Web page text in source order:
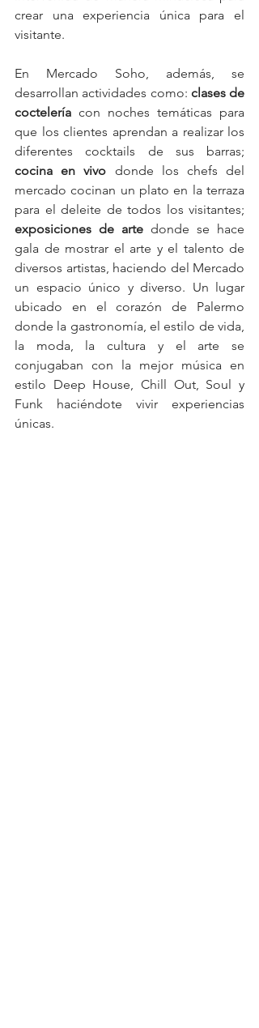
crear una experiencia única para el
visitante.
En Mercado Soho, además, se
desarrollan actividades como: clases de
coctelería con noches temáticas para
que los clientes aprendan a realizar los
cocina en vivo donde los chefs del
mercado cocinan un plato en la terraza
exposiciones de arte donde se hace
gala de mostrar el arte y el talento de
diversos artistas, haciendo del Mercado
un espacio único y diverso. Un lugar
ubicado en el corazón de Palermo
donde la gastronomía, el estilo de vida,
la moda, la cultura y el arte se
conjugaban con la mejor música en
estilo Deep House, Chill Out, Soul y
Funk haciéndote vivir experiencias
únicas.